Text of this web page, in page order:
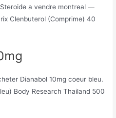
a vendre montreal —
Clenbuterol (Comprime) 40
Dianabol 10mg coeur bleu.
Body Research Thailand 500